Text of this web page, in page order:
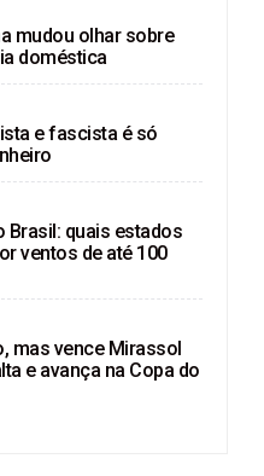
mudou olhar sobre
doméstica
e fascista é só
Brasil: quais estados
ventos de até 100
mas vence Mirassol
e avança na Copa do